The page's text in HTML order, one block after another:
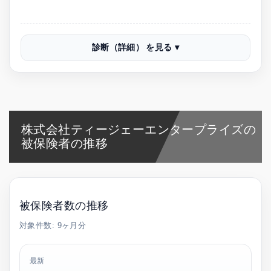
診断（詳細）
株式会社ティージェーエンタープライズの
被保険者の推移
被保険者数の推移
対象件数: 9ヶ月分
最新